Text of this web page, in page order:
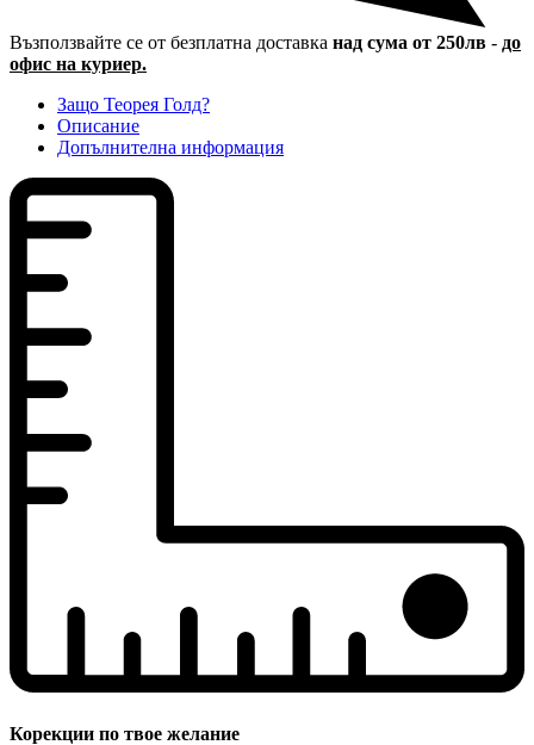
Възползвайте се от безплатна доставка над сума от 250лв - до
офис на куриер.
Защо Теорея Голд?
Описание
Допълнителна информация
Корекции по твое желание